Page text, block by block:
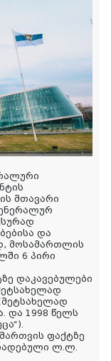
მთავარი
და
მოსამართლის
6 პირი
დაკავებულები
და 1998 წელს
ფაქტზე
ლ.ლ.